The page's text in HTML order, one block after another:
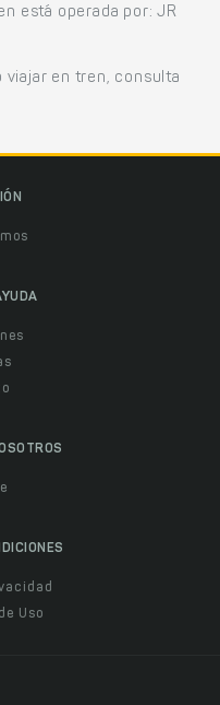
está operada por: JR
viajar en tren, consulta
Uso